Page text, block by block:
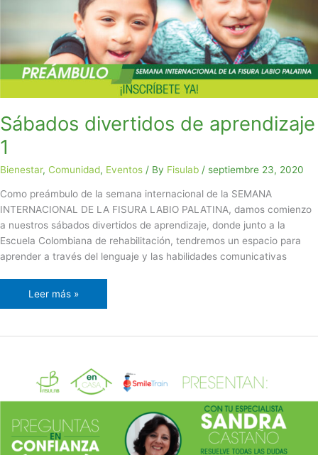
Sábados divertidos de aprendizaje
1
Bienestar, Comunidad, Eventos / By Fisulab / septiembre 23, 2020
Como preámbulo de la semana internacional de la SEMANA
INTERNACIONAL DE LA FISURA LABIO PALATINA, damos comienzo
a nuestros sábados divertidos de aprendizaje, donde junto a la
Escuela Colombiana de rehabilitación, tendremos un espacio para
aprender a través del lenguaje y las habilidades comunicativas
Leer más »
Preguntas
en
confianza
CONSTRUIR
RELACIONES